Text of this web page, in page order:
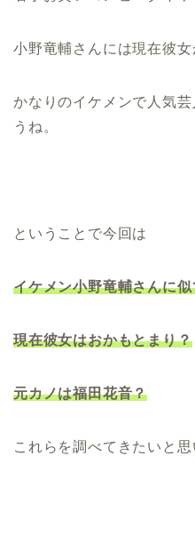
小野竜輔さんには現在彼
かなりのイケメンで人気
うね。
ということで今回は
イケメン小野竜輔さんに
現在彼女はおかもとまり？
元カノは福田花音？
これらを調べてきたいと思